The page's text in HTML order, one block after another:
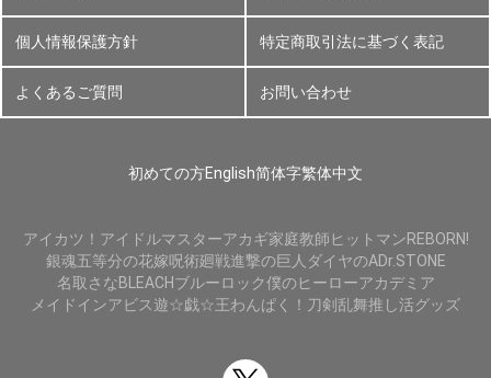
個人情報保護方針 特定商取引法に基づく表記
よくあるご質問 お問い合わせ
初めての方English简体字繁体中文
アイカツ！ アイドルマスターアカギ家庭教師ヒットマンREBORN!
銀魂五等分の花嫁呪術廻戦進撃の巨人 ダイヤのADr.STONE
名取さなBLEACHブルーロック僕のヒーローアカデミア
メイドインアビス遊☆戯☆王わんぱく！刀剣乱舞推し活グッズ